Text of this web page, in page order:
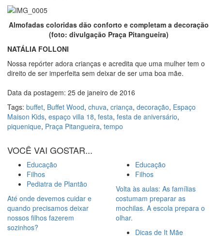
Almofadas coloridas dão conforto e completam a decoração
(foto: divulgação Praça Pitangueira)
NATÁLIA FOLLONI
Nossa repórter adora crianças e acredita que uma mulher tem o
direito de ser imperfeita sem deixar de ser uma boa mãe.
Data da postagem: 25 de janeiro de 2016
Tags: buffet, Buffet Wood, chuva, criança, decoração, Espaço
Maison Kids, espaço villa 18, festa, festa de aniversário,
piquenique, Praça Pitangueira, tempo
VOCÊ VAI GOSTAR...
Educação
Filhos
Pediatra de Plantão
Até onde devemos cuidar e
quando precisamos deixar
nossos filhos fazerem
sozinhos?
Educação
Filhos
Volta às aulas: As famílias
costumam preparar as
mochilas. A escola prepara o
olhar.
Dicas de It Mãe